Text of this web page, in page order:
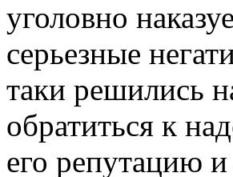
уголовно
серьезные
таки решились
обратиться к
его репутацию